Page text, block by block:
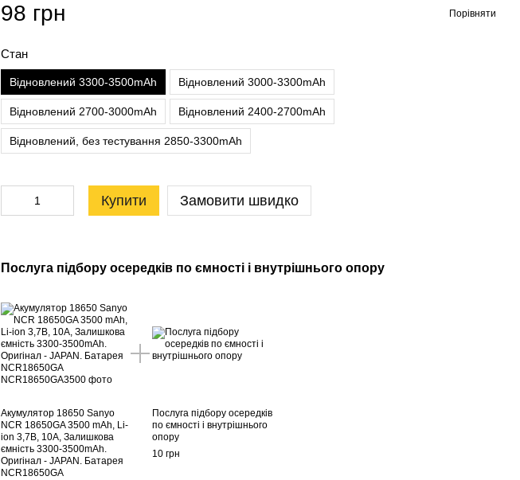
98 грн Порівняти
Стан
Відновлений 3300-3500mAh Відновлений 3000-3300mAh
Відновлений 2700-3000mAh Відновлений 2400-2700mAh
Відновлений, без тестування 2850-3300mAh
Купити Замовити швидко
Послуга підбору осередків по ємності і внутрішнього опору
Акумулятор 18650 Sanyo
NCR 18650GA 3500 mAh, Li-
ion 3,7В, 10A, Залишкова
ємність 3300-3500mAh.
Оригінал - JAPAN. Батарея
NCR18650GA
Послуга підбору осередків
по ємності і внутрішнього
опору
10 грн